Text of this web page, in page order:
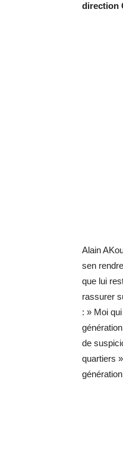
direction
Alain
sen
que lui
rassurer
: » Moi
de
quartiers